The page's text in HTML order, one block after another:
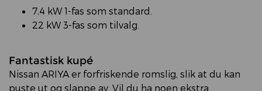
7,4 kW 1-fas som standard.
22 kW 3-fas som tilvalg.
Fantastisk kupé
Nissan ARIYA er forfriskende romslig, slik at du kan
puste ut og slappe av. Vil du ha noen ekstra